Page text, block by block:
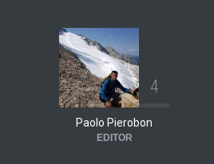
4
Paolo Pierobon
EDITOR